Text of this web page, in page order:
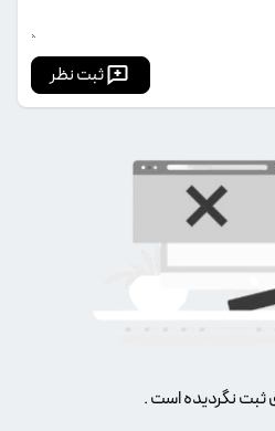
ثبت نظر
ثبت نگردیده است .